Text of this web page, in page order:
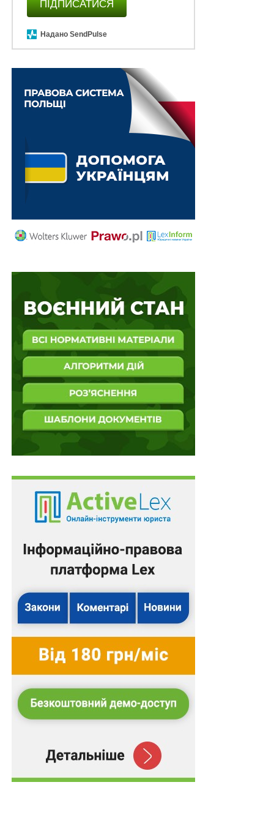
неодноразовому відкритті виконавчого провадження
за виконавчим листом.
виконавчого листа на підставіп. 2 ч. 4 ст. 4
України «Про виконавче провадження» у матеріалах
справи відсутні.
Належним доказом підтвердження надсилання
стягувачу копії постанови про повернення
виконавчого листа разом із направленням його
оригіналу є виключно квитанція про відправлення та
Читайте також: Якщо строк для пред’явлення
виконавчого документа до виконання не сплив,
вважається поданою у межах встановленого
для пред’явлення його до виконання строку
Подібні висновки викладені в постановах Верховного
Суду від 14 лютого 2018 р. у справі№ 2515/739/2012
від 12 березня 2018 р. у справі№ 583/1828/17-ц
24 жовтня 2018 р. у справі№ 201/15305/14-ц
січня 2020 р. у справі№ 2-1693/10, від 28 травня 2020
р. у справі
№ 1003/6035/12.
Однак, в матеріалах справи відсутнє рекомендоване
повідомлення про вручення надісланого стягувачу
відділом ДВС відправлення з дублікатом
Переглядаючи справу в апеляційному порядку
апеляційний суд на вказане належної уваги не
звернув та дійшов передчасного висновку про
про видачу дублікату виконавчого листа.
Підготував Леонід Лазебний
Повний текст рішення
Схожі статті:
Дохід від оренди майна закладів вищої освіти
піде на виконання їхніх статутних завдань
може припинити повноваження
одноособового…
Засвідчення рівня володіння англійською
ПІДПИСАТИСЯ
Надано SendPulse